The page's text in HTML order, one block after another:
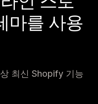
마를 사용
최신 Shopify 기능